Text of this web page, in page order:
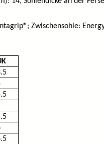
Zwischensohle: